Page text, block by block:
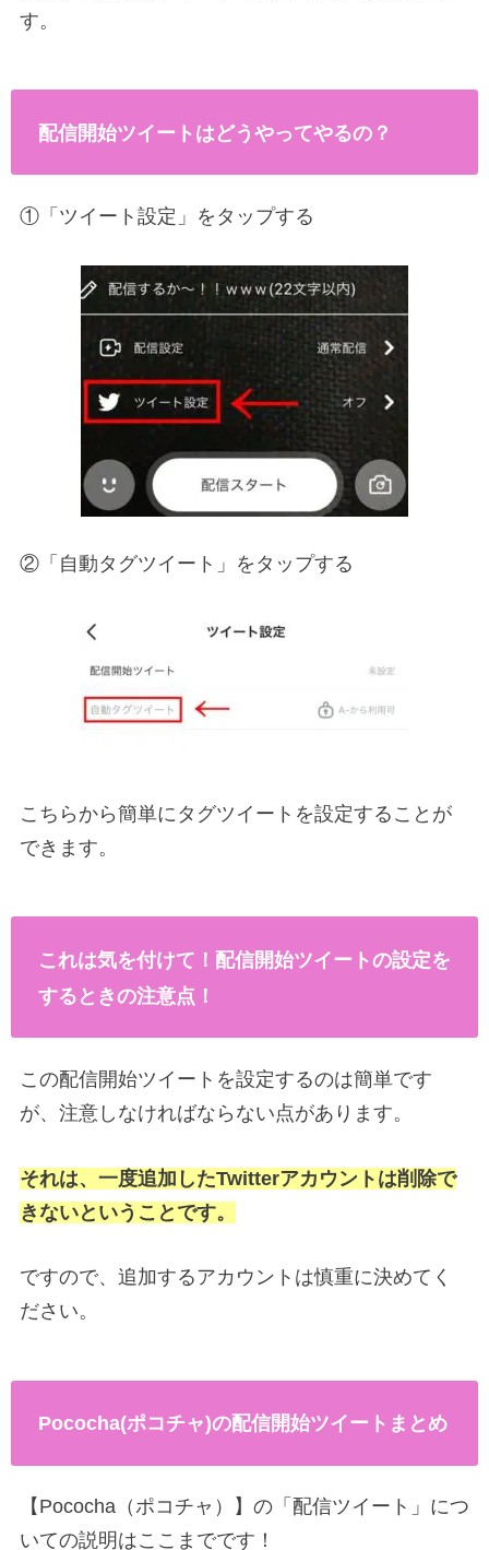
す。
配信開始ツイートはどうやってやるの？
①「ツイート設定」をタップする
②「自動タグツイート」をタップする
こちらから簡単にタグツイートを設定することが
できます。
これは気を付けて！配信開始ツイートの設定を
するときの注意点！
この配信開始ツイートを設定するのは簡単です
が、注意しなければならない点があります。
それは、一度追加したTwitterアカウントは削除で
きないということです。
ですので、追加するアカウントは慎重に決めてく
ださい。
Pococha(ポコチャ)の配信開始ツイートまとめ
【Pococha（ポコチャ）】の「配信ツイート」につ
いての説明はここまでです！